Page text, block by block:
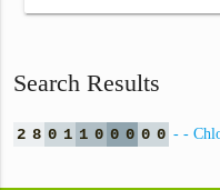
Search Results
2 8 0 1 1 0 0 0 0 0 - -